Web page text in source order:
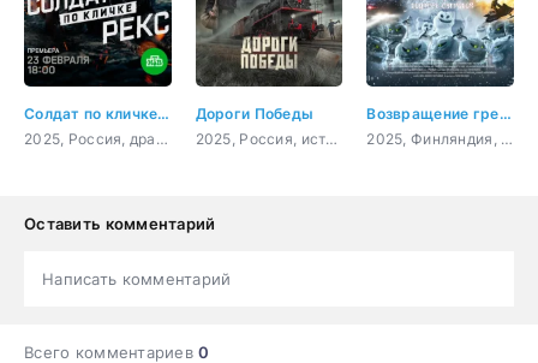
Солдат по кличке Рекс
2025, Россия, драма, военный
Дороги Победы
2025, Россия, история
Возвращение гремлинов
2025, Финляндия, ужасы, фэнтези, боевик, комедия
Оставить комментарий
Написать комментарий
Всего комментариев0